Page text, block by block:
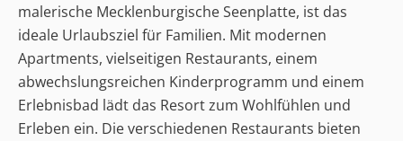
malerische Mecklenburgische Seenplatte, ist das
ideale Urlaubsziel für Familien. Mit modernen
Apartments, vielseitigen Restaurants, einem
abwechslungsreichen Kinderprogramm und einem
Erlebnisbad lädt das Resort zum Wohlfühlen und
Erleben ein. Die verschiedenen Restaurants bieten